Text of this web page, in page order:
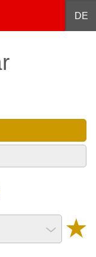
中文
DE